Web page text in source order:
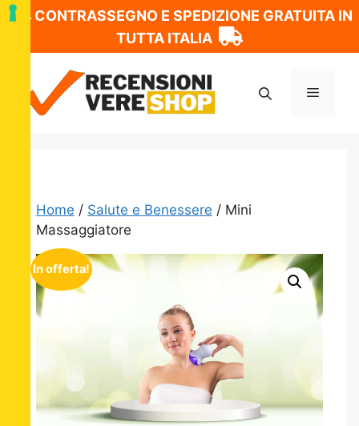
CONTRASSEGNO E SPEDIZIONE GRATUITA IN
TUTTA ITALIA
contenuto
Menu
Home / Salute e Benessere / Mini
Massaggiatore
In offerta!